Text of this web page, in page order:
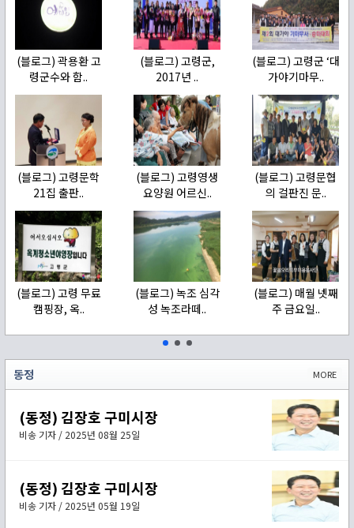
(블로그) 곽용환 고
령군수와 함..
(블로그) 고령군,
2017년 ..
(블로그) 고령군 ‘대
가야기마무..
(블로그) 고령문학
21집 출판..
(블로그) 고령영생
요양원 어르신..
(블로그) 고령문협
의 걸판진 문..
(블로그) 고령 무료
캠핑장, 옥..
(블로그) 녹조 심각
성 녹조라떼..
(블로그) 매월 넷째
주 금요일..
MORE
동정
(동정) 김장호 구미시장
비송 기자 / 2025년 08월 25일
(동정) 김장호 구미시장
비송 기자 / 2025년 05월 19일